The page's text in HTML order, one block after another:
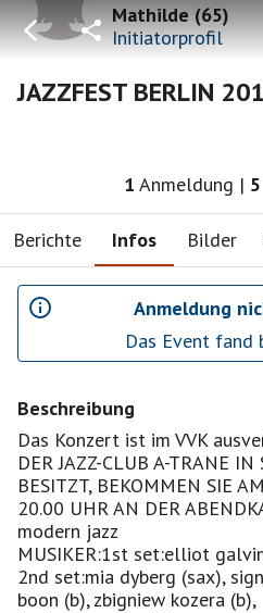
Mathilde(65)
Initiatorprofil
JAZZFEST BERLIN
1 Anmeldung | 5
Berichte Infos Bilder
Anmeldung
Das Event
Beschreibung
Das Konzert ist im VVK
DER JAZZ-CLUB A-TRANE
BESITZT, BEKOMMEN SIE
20.00 UHR AN DER
modern jazz
MUSIKER:1st set:elliot
2nd set:mia dyberg (sax),
boon (b), zbigniew kozera (b),